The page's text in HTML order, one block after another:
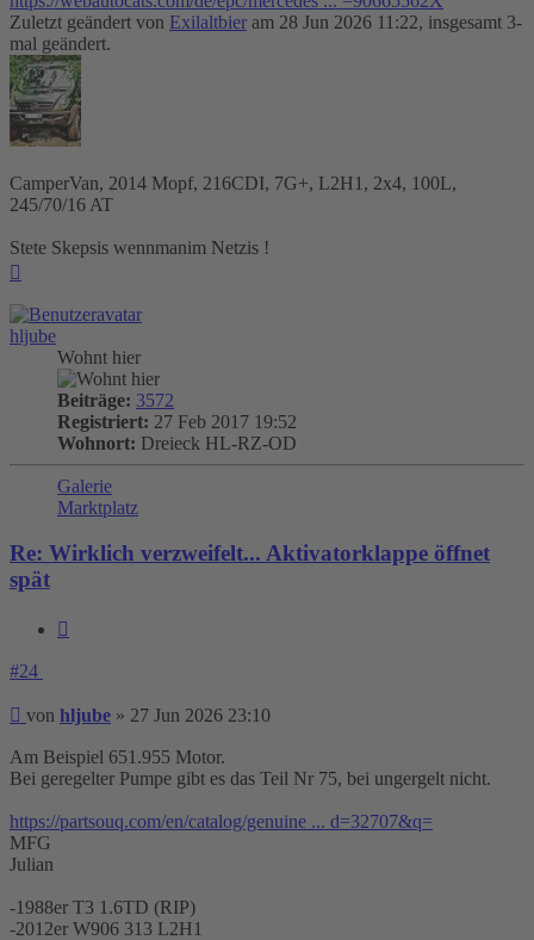
Zuletzt geändert von Exilaltbier am 28 Jun 2026 11:22, insgesamt 3-
mal geändert.
CamperVan, 2014 Mopf, 216CDI, 7G+, L2H1, 2x4, 100L,
245/70/16 AT
Stete Skepsis wennmanim Netzis !
hljube
Wohnt hier
Beiträge: 3572
Registriert: 27 Feb 2017 19:52
Wohnort: Dreieck HL-RZ-OD
Galerie
Marktplatz
Re: Wirklich verzweifelt... Aktivatorklappe öffnet
spät
#24
Beitrag
von hljube » 27 Jun 2026 23:10
Am Beispiel 651.955 Motor.
Bei geregelter Pumpe gibt es das Teil Nr 75, bei ungergelt nicht.
https://partsouq.com/en/catalog/genuine ... d=32707&q=
MFG
Julian
-1988er T3 1.6TD (RIP)
-2012er W906 313 L2H1